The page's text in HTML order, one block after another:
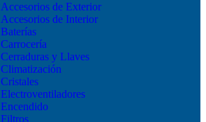
Accesorios de Exterior
Accesorios de Interior
Baterías
Carrocería
Cerraduras y Llaves
Climatización
Cristales
Electroventiladores
Encendido
Filtros